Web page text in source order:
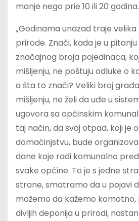
manje nego prie 10 ili 20 godina.
„Godinama unazad traje
prirode. Znači, kada je u
značajnog broja pojedinaca,
mišljenju, ne poštuju odluke o
a šta to znači? Veliki broj
mišljenju, ne želi da uđe u
ugovora sa općinskim
taj način, da svoj otpad, koji je
domaćinjstvu, bude
dane koje radi komunalno
svake općine. To je s jedne
strane, smatramo da u pojavi
možemo da kažemo
divljih deponija u prirodi,